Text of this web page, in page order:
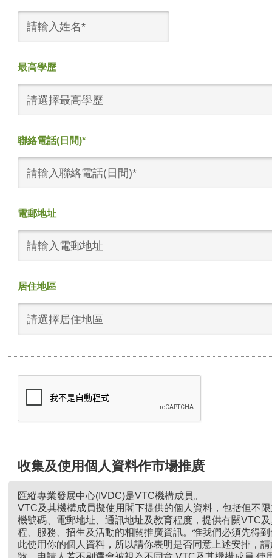
最高學歷
請選擇最高學歷
聯絡電話(日間)*
電郵地址
居住地區
請選擇居住地區
收集及使用個人資料作市場推廣
匯縱專業發展中心(IVDC)是VTC機構成員。
VTC及其機構成員擬使用閣下提供的個人資料，包括但不
機號碼、電郵地址、通訊地址及教育程度，提供有關VTC
程、服務、招生及活動的相關推廣資訊。惟我們必須先得
此使用你的個人資料，所以請你表明是否同意上述安排，